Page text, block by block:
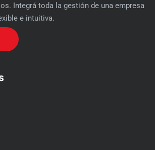
Integrá toda la gestión de una empresa
e intuitiva.